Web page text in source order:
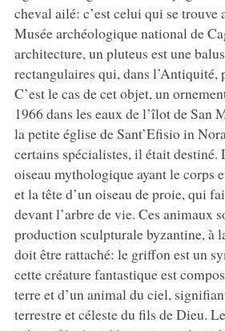
cheval ailé: c’est celui qui se trouve
Musée archéologique national de
architecture, un pluteus est une
rectangulaires qui, dans l’Antiquité,
C’est le cas de cet objet, un
1966 dans les eaux de l’îlot de San
la petite église de Sant’Efisio in
certains spécialistes, il était destiné.
oiseau mythologique ayant le corps
et la tête d’un oiseau de proie, qui
devant l’arbre de vie. Ces animaux
production sculpturale byzantine, à
doit être rattaché: le griffon est un
cette créature fantastique est
terre et d’un animal du ciel,
terrestre et céleste du fils de Dieu.